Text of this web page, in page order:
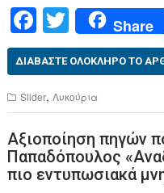
F
a
c
e
b
o
o
T
wi
tt
er
Share
ΔΙΑΒΆΣΤΕ ΟΛΌΚΛΗΡΟ ΤΟ
Slider,Λυκούρια
Αξιοποίηση πηγών
Παπαδόπουλος
πιο εντυπωσιακά